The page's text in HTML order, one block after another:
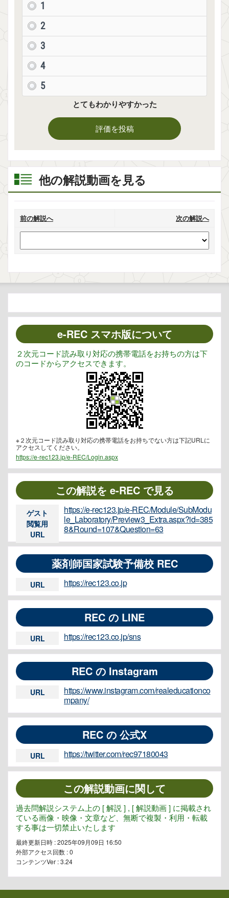
1
2
3
4
5
とてもわかりやすかった
評価を投稿
他の解説動画を見る
前の解説へ 次の解説へ
e-REC スマホ版について
２次元コード読み取り対応の携帯電話をお持ちの方は下
のコードからアクセスできます。
※２次元コード読み取り対応の携帯電話をお持ちでない方は下記URLに
アクセスしてください。
https://e-rec123.jp/e-REC/Login.aspx
この解説を e-REC で見る
ゲスト
閲覧用
URL
https://e-rec123.jp/e-REC/Module/SubModu
le_Laboratory/Preview3_Extra.aspx?id=385
8&Round=107&Question=63
薬剤師国家試験予備校 REC
URL https://rec123.co.jp
REC の LINE
URL https://rec123.co.jp/sns
REC の Instagram
URL
https://www.instagram.com/realeducationco
mpany/
REC の 公式X
URL https://twitter.com/rec97180043
この解説動画に関して
過去問解説システム上の [ 解説 ] , [ 解説動画 ] に掲載され
ている画像・映像・文章など、無断で複製・利用・転載
する事は一切禁止いたします
最終更新日時 : 2025年09月09日 16:50
外部アクセス回数 :0
コンテンツVer : 3.24